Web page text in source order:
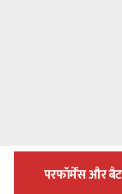
परफॉर्मेंस और